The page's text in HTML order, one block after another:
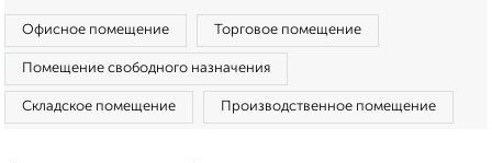
Офисное помещение Торговое помещение
Помещение свободного назначения
Складское помещение Производственное помещение